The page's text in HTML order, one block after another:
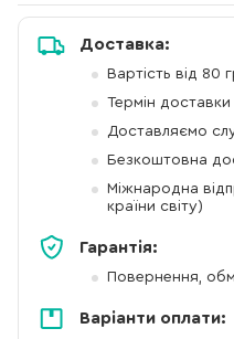
Доставка:
Вартість від 80
Термін доставки
Доставляємо
Безкоштовна
Міжнародна
країни світу)
Гарантія:
Повернення,
Варіанти оплати: